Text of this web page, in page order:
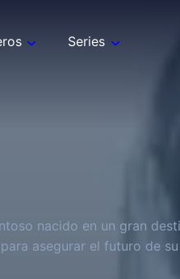
Series
nacido en un gran
asegurar el futuro de